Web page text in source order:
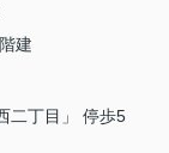
建
二丁目」 停歩5